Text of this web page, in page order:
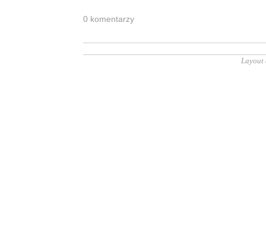
0 ko­men­ta­rzy
Layout